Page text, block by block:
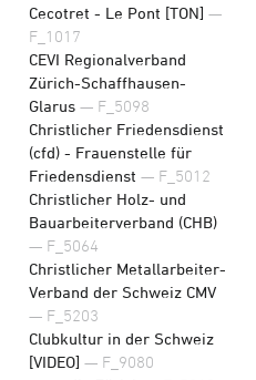
Cecotret - Le Pont [TON] —
F_1017
CEVI Regionalverband
Zürich-Schaffhausen-
Glarus — F_5098
Christlicher Friedensdienst
(cfd) - Frauenstelle für
Friedensdienst — F_5012
Christlicher Holz- und
Bauarbeiterverband (CHB)
— F_5064
Christlicher Metallarbeiter-
Verband der Schweiz CMV
— F_5203
Clubkultur in der Schweiz
[VIDEO] — F_9080